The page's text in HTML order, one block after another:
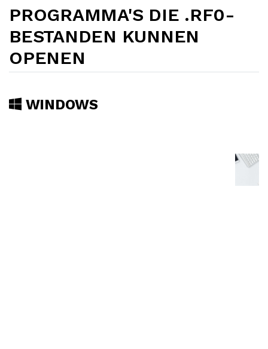
PROGRAMMA'S DIE .RF0-
BESTANDEN KUNNEN
OPENEN
WINDOWS